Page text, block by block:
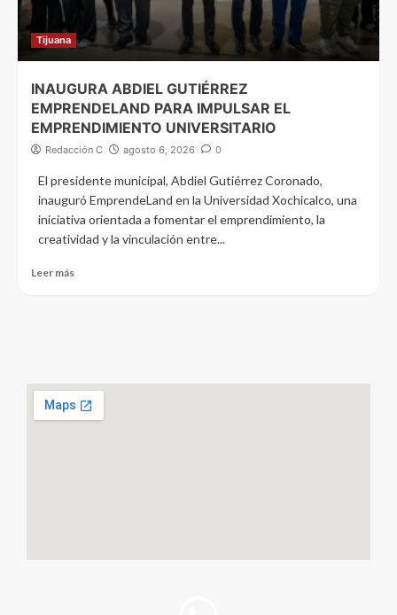
Tijuana
INAUGURA ABDIEL GUTIÉRREZ
EMPRENDELAND PARA IMPULSAR EL
EMPRENDIMIENTO UNIVERSITARIO
Redacción C agosto 6, 2026 0
El presidente municipal, Abdiel Gutiérrez Coronado,
inauguró EmprendeLand en la Universidad Xochicalco, una
iniciativa orientada a fomentar el emprendimiento, la
creatividad y la vinculación entre...
Leer más